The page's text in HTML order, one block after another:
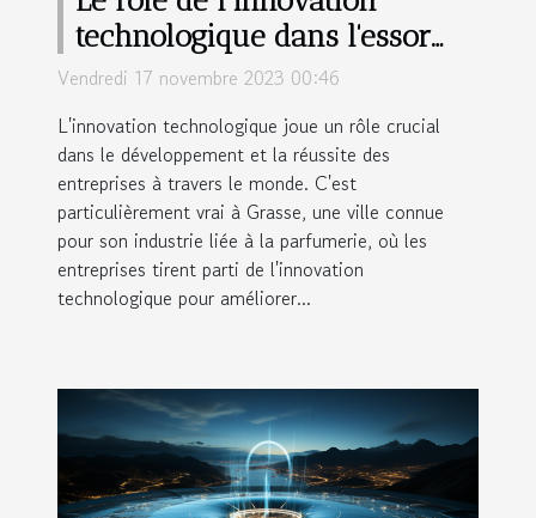
technologique dans l'essor
des entreprises à Grasse
Vendredi 17 novembre 2023 00:46
L'innovation technologique joue un rôle crucial
dans le développement et la réussite des
entreprises à travers le monde. C'est
particulièrement vrai à Grasse, une ville connue
pour son industrie liée à la parfumerie, où les
entreprises tirent parti de l'innovation
technologique pour améliorer...